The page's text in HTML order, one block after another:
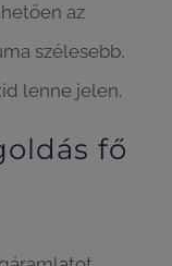
az
szélesebb,
lenne jelen.
fő